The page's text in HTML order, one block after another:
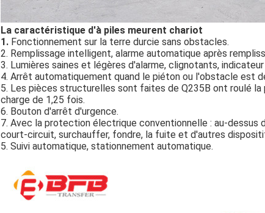
La caractéristique d'à piles meurent chariot
1. Fonctionnement sur la terre durcie sans obstacles.
2. Remplissage intelligent, alarme automatique après
3. Lumières saines et légères d'alarme, clignotants,
4. Arrêt automatiquement quand le piéton ou l'obstacle est
5. Les pièces structurelles sont faites de Q235B ont roulé
charge de 1,25 fois.
6. Bouton d'arrêt d'urgence.
7. Avec la protection électrique conventionnelle : au-dessus
court-circuit, surchauffer, fondre, la fuite et d'autres
5. Suivi automatique, stationnement automatique.